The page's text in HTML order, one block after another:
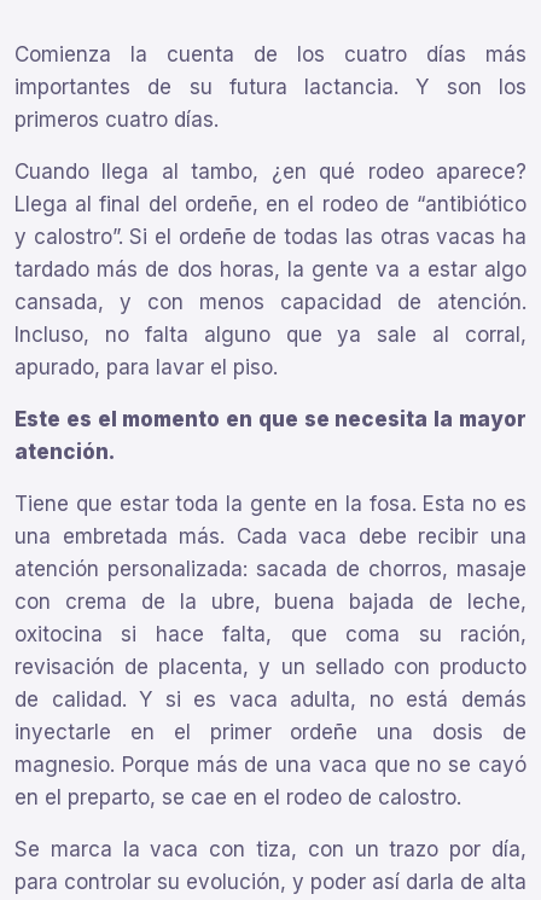
Comienza la cuenta de los cuatro días más
importantes de su futura lactancia. Y son los
primeros cuatro días.
Cuando llega al tambo, ¿en qué rodeo aparece?
Llega al final del ordeñe, en el rodeo de “antibiótico
y calostro”. Si el ordeñe de todas las otras vacas ha
tardado más de dos horas, la gente va a estar algo
cansada, y con menos capacidad de atención.
Incluso, no falta alguno que ya sale al corral,
apurado, para lavar el piso.
Este es el momento en que se necesita la mayor
atención.
Tiene que estar toda la gente en la fosa. Esta no es
una embretada más. Cada vaca debe recibir una
atención personalizada: sacada de chorros, masaje
con crema de la ubre, buena bajada de leche,
oxitocina si hace falta, que coma su ración,
revisación de placenta, y un sellado con producto
de calidad. Y si es vaca adulta, no está demás
inyectarle en el primer ordeñe una dosis de
magnesio. Porque más de una vaca que no se cayó
en el preparto, se cae en el rodeo de calostro.
Se marca la vaca con tiza, con un trazo por día,
para controlar su evolución, y poder así darla de alta